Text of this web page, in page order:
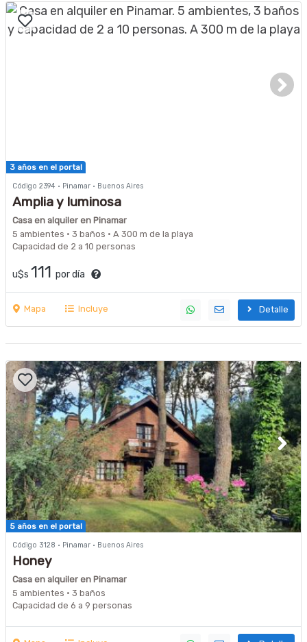
3 años en el portal
Código 2394 · Pinamar · Buenos Aires
Amplia y luminosa
Casa en alquiler en Pinamar
5 ambientes · 3 baños · A 300 m de la playa
Capacidad de 2 a 10 personas
u$s 111 por día
Mapa Incluye Detalle
5 años en el portal
Código 3128 · Pinamar · Buenos Aires
Honey
Casa en alquiler en Pinamar
5 ambientes · 3 baños
Capacidad de 6 a 9 personas